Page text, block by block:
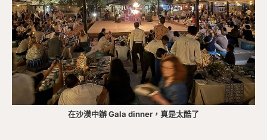
在沙漠中辦 Gala dinner，真是太酷了